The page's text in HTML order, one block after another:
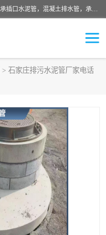
衡水宁瑞建材有限公司批量供应：水泥管、承插口水泥管，混凝土排水管，承插口水泥管，企口水泥管，钢承口水泥管，顶管，平口水泥管，水泥检查井，混凝土检查井，预制混凝土检查井，矩形检查井，圆形检查井等产品。
> 石家庄排污水泥管厂家电话
水泥管
矩形检查井
预制混凝土检查井
钢承口水泥管